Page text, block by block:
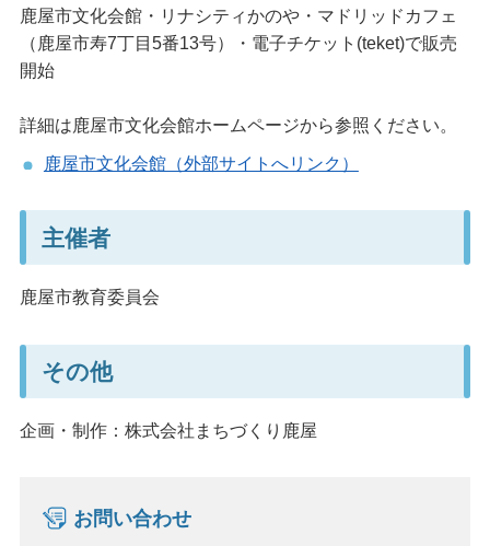
鹿屋市文化会館・リナシティかのや・マドリッドカフェ
（鹿屋市寿7丁目5番13号）・電子チケット(teket)で販売
開始
詳細は鹿屋市文化会館ホームページから参照ください。
鹿屋市文化会館（外部サイトへリンク）
主催者
鹿屋市教育委員会
その他
企画・制作：株式会社まちづくり鹿屋
お問い合わせ